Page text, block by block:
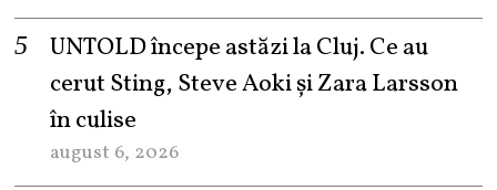
UNTOLD începe astăzi la Cluj. Ce au
cerut Sting, Steve Aoki și Zara Larsson
în culise
august 6, 2026